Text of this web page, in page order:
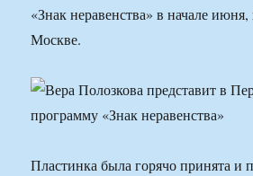
«Знак неравенства» в начале июня,
Москве.
Пластинка была горячо принята и